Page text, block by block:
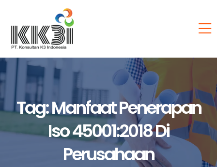
Tag:Manfaat Penerapan
Iso 45001:2018 Di
Perusahaan